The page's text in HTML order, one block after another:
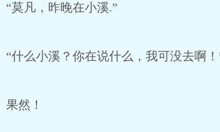
“莫凡，昨晚在小溪.”
“什么小溪？你在说什么，我可没去啊！
果然！